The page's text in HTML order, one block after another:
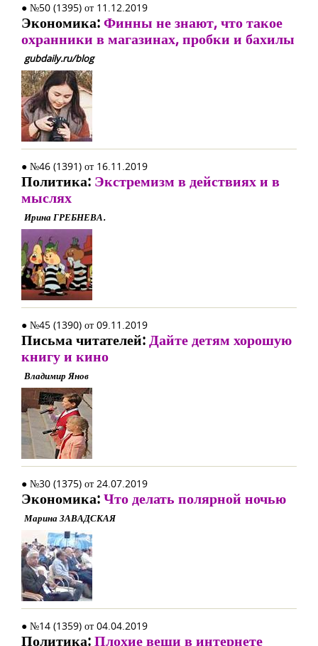
● №50 (1395) от 11.12.2019
Экономика:Финны не знают, что такое
охранники в магазинах, пробки и бахилы
gubdaily.ru/blog
● №46 (1391) от 16.11.2019
Политика: Экстремизм в действиях и в
мыслях
Ирина ГРЕБНЕВА.
● №45 (1390) от 09.11.2019
Письма читателей:Дайте детям хорошую
книгу и кино
Владимир Янов
● №30 (1375) от 24.07.2019
Экономика:Что делать полярной ночью
Марина ЗАВАДСКАЯ
● №14 (1359) от 04.04.2019
Политика:Плохие вещи в интернете